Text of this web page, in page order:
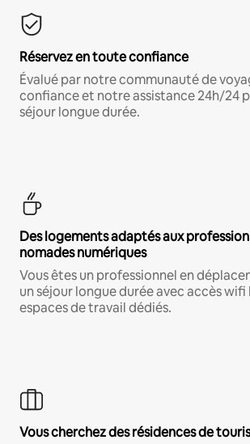
Réservez en toute confiance
Évalué par notre communauté de
confiance et notre assistance 24h/24
séjour longue durée.
Des logements adaptés aux
nomades numériques
Vous êtes un professionnel en
un séjour longue durée avec accès
espaces de travail dédiés.
Vous cherchez des résidences de